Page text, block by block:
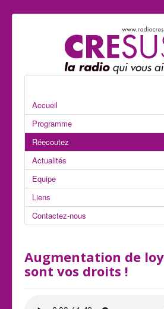
Accueil
Programme
Réecoutez
Actualités
Equipe
Liens
Contactez-nous
Augmentation de
sont vos droits !